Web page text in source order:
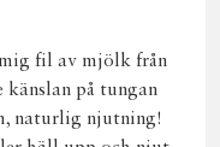
fil av mjölk från
på tungan
naturlig njutning!